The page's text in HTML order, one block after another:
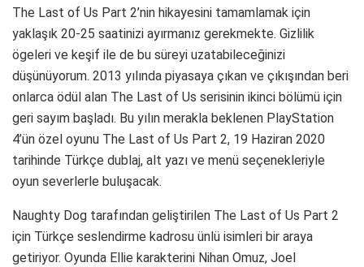
The Last of Us Part 2’nin hikayesini tamamlamak için
yaklaşık 20-25 saatinizi ayırmanız gerekmekte. Gizlilik
ögeleri ve keşif ile de bu süreyi uzatabileceğinizi
düşünüyorum. 2013 yılında piyasaya çıkan ve çıkışından beri
onlarca ödül alan The Last of Us serisinin ikinci bölümü için
geri sayım başladı. Bu yılın merakla beklenen PlayStation
4’ün özel oyunu The Last of Us Part 2, 19 Haziran 2020
tarihinde Türkçe dublaj, alt yazı ve menü seçenekleriyle
oyun severlerle buluşacak.
Naughty Dog tarafından geliştirilen The Last of Us Part 2
için Türkçe seslendirme kadrosu ünlü isimleri bir araya
getiriyor. Oyunda Ellie karakterini Nihan Omuz, Joel